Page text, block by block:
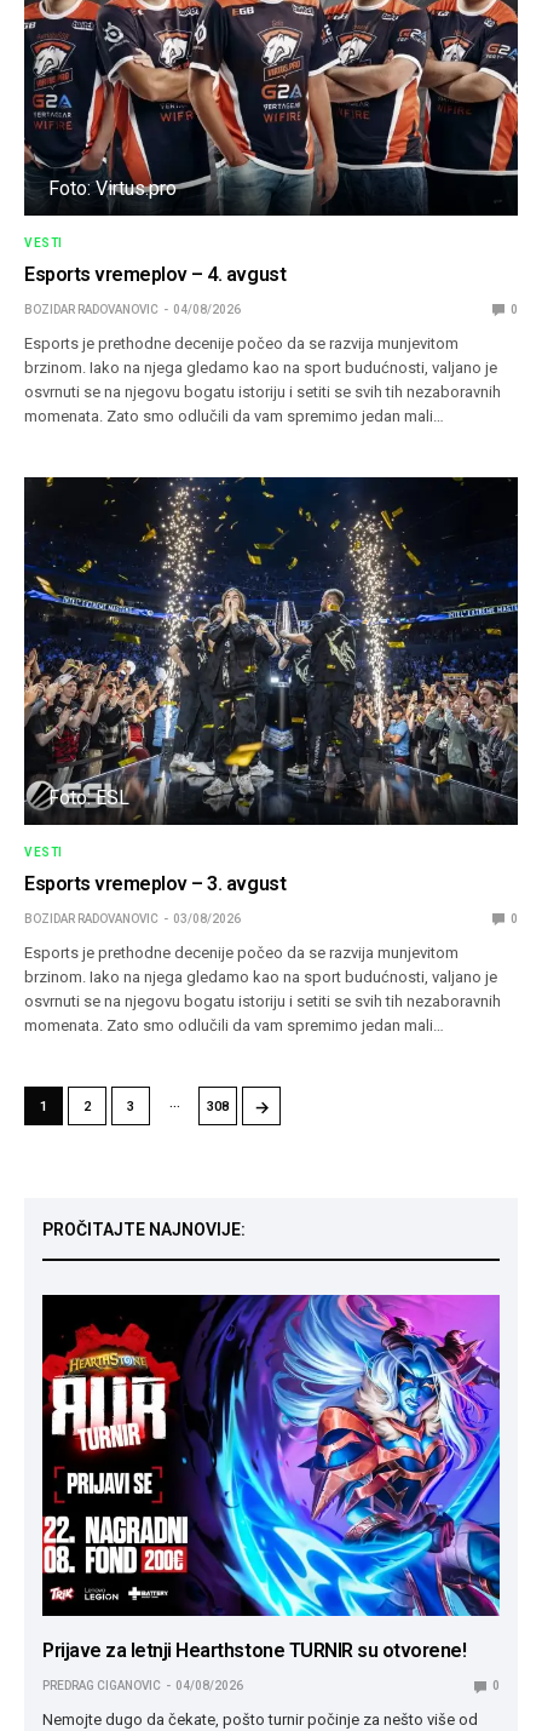
Foto: Virtus.pro
VESTI
Esports vremeplov – 4. avgust
BOZIDAR RADOVANOVIC 04/08/2026 0
Esports je prethodne decenije počeo da se razvija munjevitom
brzinom. Iako na njega gledamo kao na sport budućnosti, valjano je
osvrnuti se na njegovu bogatu istoriju i setiti se svih tih nezaboravnih
momenata. Zato smo odlučili da vam spremimo jedan mali…
Foto: ESL
VESTI
Esports vremeplov – 3. avgust
BOZIDAR RADOVANOVIC 03/08/2026 0
Esports je prethodne decenije počeo da se razvija munjevitom
brzinom. Iako na njega gledamo kao na sport budućnosti, valjano je
osvrnuti se na njegovu bogatu istoriju i setiti se svih tih nezaboravnih
momenata. Zato smo odlučili da vam spremimo jedan mali…
1 2 3 308 →
PROČITAJTE NAJNOVIJE:
Prijave za letnji Hearthstone TURNIR su otvorene!
PREDRAG CIGANOVIC 04/08/2026 0
Nemojte dugo da čekate, pošto turnir počinje za nešto više od